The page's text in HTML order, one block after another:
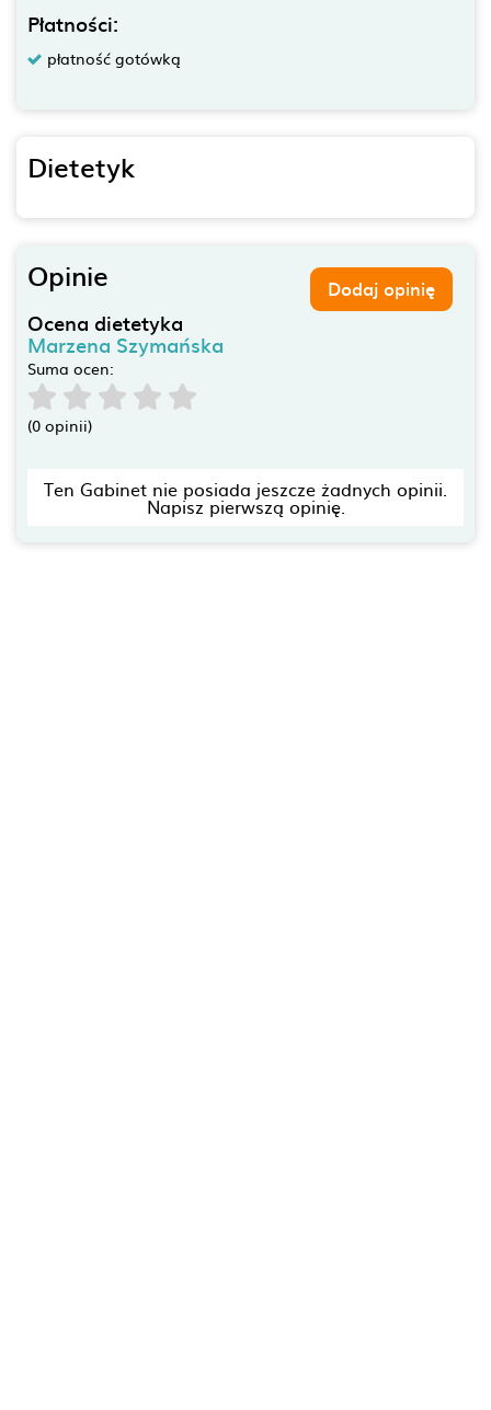
Płatności:
płatność gotówką
Dietetyk
Opinie Dodaj opinię
Ocena dietetyka
Marzena Szymańska
Suma ocen:
(0 opinii)
Ten Gabinet nie posiada jeszcze żadnych opinii.
Napisz pierwszą opinię.